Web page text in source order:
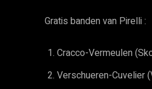
Gratis banden van Pirelli :
Cracco-Vermeulen
Verschueren-Cuvelier